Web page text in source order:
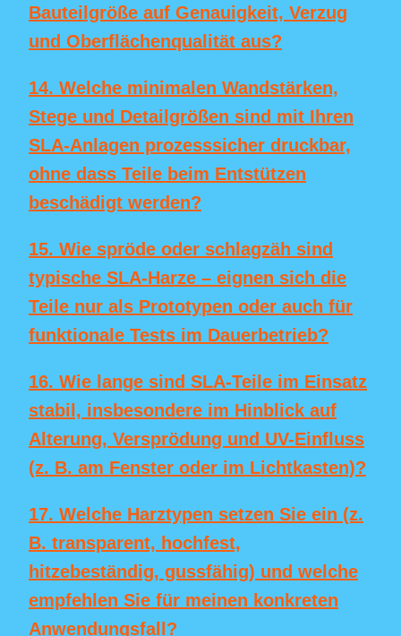
Bauteilgröße auf Genauigkeit, Verzug
und Oberflächenqualität aus?
14. Welche minimalen Wandstärken,
Stege und Detailgrößen sind mit Ihren
SLA-Anlagen prozesssicher druckbar,
ohne dass Teile beim Entstützen
beschädigt werden?
15. Wie spröde oder schlagzäh sind
typische SLA-Harze – eignen sich die
Teile nur als Prototypen oder auch für
funktionale Tests im Dauerbetrieb?
16. Wie lange sind SLA-Teile im Einsatz
stabil, insbesondere im Hinblick auf
Alterung, Versprödung und UV-Einfluss
(z. B. am Fenster oder im Lichtkasten)?
17. Welche Harztypen setzen Sie ein (z.
B. transparent, hochfest,
hitzebeständig, gussfähig) und welche
empfehlen Sie für meinen konkreten
Anwendungsfall?